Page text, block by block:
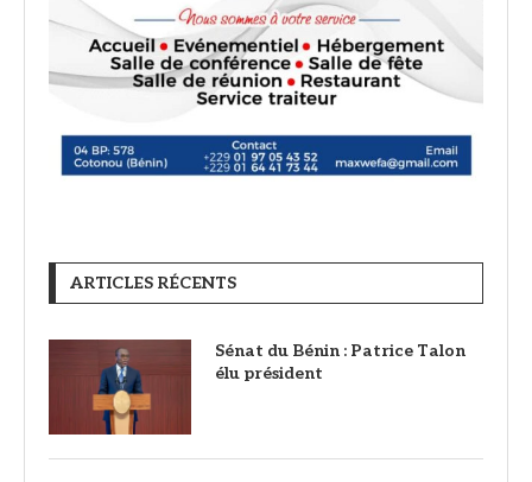
ARTICLES RÉCENTS
Sénat du Bénin : Patrice Talon
élu président